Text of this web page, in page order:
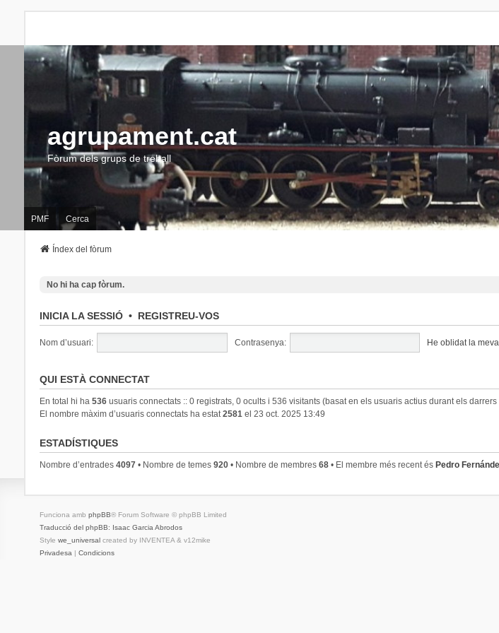
agrupament.cat
Fòrum dels grups de treball
PMF Cerca
Índex del fòrum
No hi ha cap fòrum.
INICIA LA SESSIÓ• REGISTREU-VOS
Nom d’usuari: Contrasenya: He oblidat la
QUI ESTÀ CONNECTAT
En total hi ha 536usuaris connectats :: 0 registrats, 0 ocults i 536 visitants (basat en els usuaris actius durant els darrers
El nombre màxim d’usuaris connectats ha estat2581el 23 oct. 2025 13:49
ESTADÍSTIQUES
Nombre d’entrades 4097• Nombre de temes 920• Nombre de membres 68• El membre més recent és Pedro
Funciona amb phpBB® Forum Software © phpBB Limited
Traducció del phpBB: Isaac Garcia Abrodos
Style we_universalcreated by INVENTEA & v12mike
Privadesa | Condicions